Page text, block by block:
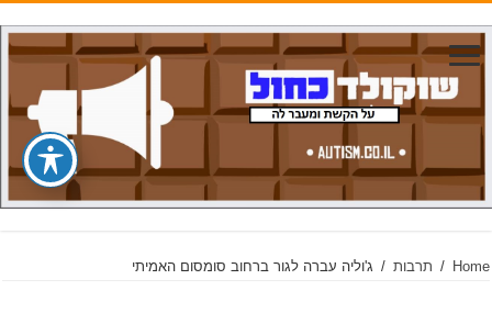
Home
/ תרבות / ג'וליה עברה לגור ברחוב סומסום האמיתי